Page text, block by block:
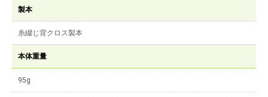
製本
糸綴じ背クロス製本
本体重量
95g